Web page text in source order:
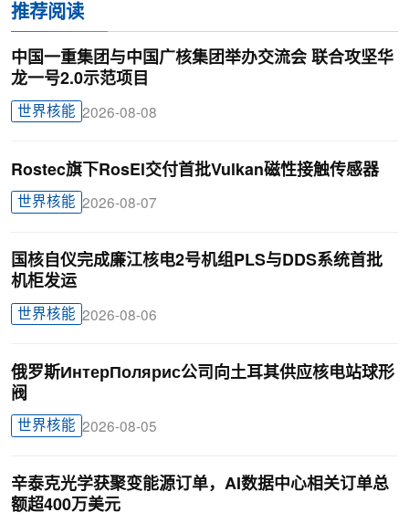
推荐阅读
中国一重集团与中国广核集团举办交流会 联合攻坚华
龙一号2.0示范项目
世界核能 2026-08-08
Rostec旗下RosEl交付首批Vulkan磁性接触传感器
世界核能 2026-08-07
国核自仪完成廉江核电2号机组PLS与DDS系统首批
机柜发运
世界核能 2026-08-06
俄罗斯ИнтерПолярис公司向土耳其供应核电站球形
阀
世界核能 2026-08-05
辛泰克光学获聚变能源订单，AI数据中心相关订单总
额超400万美元